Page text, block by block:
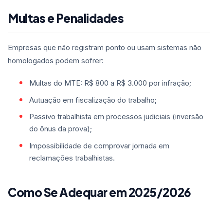
Multas e Penalidades
Empresas que não registram ponto ou usam sistemas não
homologados podem sofrer:
Multas do MTE: R$ 800 a R$ 3.000 por infração;
Autuação em fiscalização do trabalho;
Passivo trabalhista em processos judiciais (inversão
do ônus da prova);
Impossibilidade de comprovar jornada em
reclamações trabalhistas.
Como Se Adequar em 2025/2026